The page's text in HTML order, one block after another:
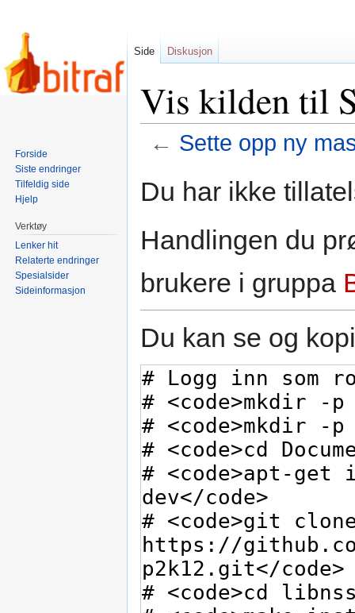
Vis kilden til
← Sette opp ny
Du har ikke
Handlingen du
brukere i gruppa
Du kan se og
Side Diskusjon
Forside
Siste endringer
Tilfeldig side
Hjelp
Verktøy
Lenker hit
Relaterte endringer
Spesialsider
Sideinformasjon